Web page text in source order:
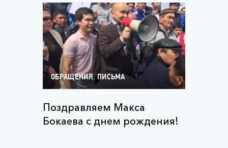
ОБРАЩЕНИЯ,ПИСЬМА
Поздравляем Макса
Бокаева с днем рождения!